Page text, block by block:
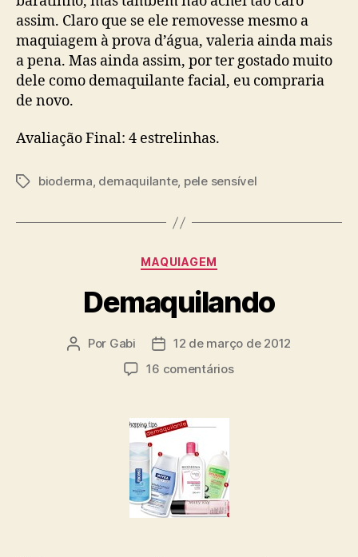
assim. Claro que se ele removesse mesmo a
maquiagem à prova d’água, valeria ainda mais
a pena. Mas ainda assim, por ter gostado muito
dele como demaquilante facial, eu compraria
de novo.
Avaliação Final: 4 estrelinhas.
Tagsbioderma, demaquilante, pele sensível
Categorias
MAQUIAGEM
Demaquilando
Autor
Por Gabi
Data12 de março de 2012
16 comentáriosem